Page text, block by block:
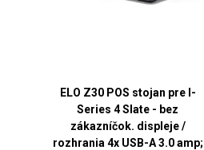
ELO Z30 POS stojan pre I-
Series 4 Slate - bez
zákazníčok. displeje /
rozhrania 4x USB-A 3.0 amp;